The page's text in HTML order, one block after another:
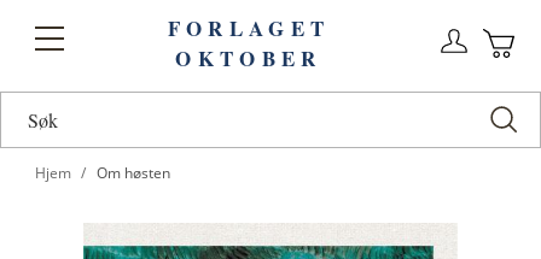
Toggle
FORLAGET
OKTOBER
Hjem Om høsten